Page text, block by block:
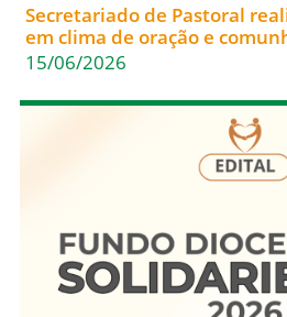
Secretariado de Pastoral
em clima de oração e
15/06/2026